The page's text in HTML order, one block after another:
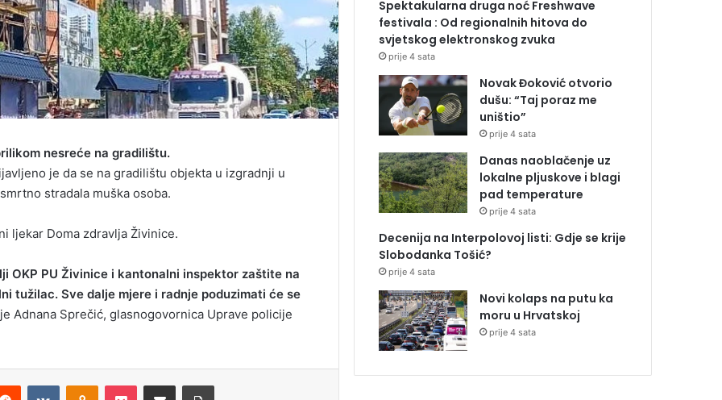
nesreće na gradilištu.
je da se na gradilištu objekta u izgradnji u
stradala muška osoba.
ljekar Doma zdravlja Živinice.
OKP PU Živinice i kantonalni inspektor zaštite na
tužilac. Sve dalje mjere i radnje poduzimati će se
Adnana Sprečić, glasnogovornica Uprave policije
Spektakularna druga noć Freshwave
festivala : Od regionalnih hitova do
svjetskog elektronskog zvuka
prije 4 sata
Novak Đoković otvorio
dušu: “Taj poraz me
uništio”
prije 4 sata
Danas naoblačenje uz
lokalne pljuskove i blagi
pad temperature
prije 4 sata
Decenija na Interpolovoj listi: Gdje se krije
Slobodanka Tošić?
prije 4 sata
Novi kolaps na putu ka
moru u Hrvatskoj
prije 4 sata